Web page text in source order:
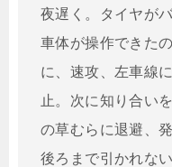
夜遅く。タイヤが
車体が操作できた
に、速攻、左車線
止。次に知り合い
の草むらに退避、
後ろまで引かれな